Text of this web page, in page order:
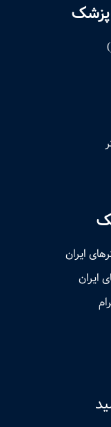
پزشک
ایران
ایران